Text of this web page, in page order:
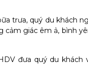
trưa, quý du khách
cảm giác êm ả, bình
đưa quý du khách